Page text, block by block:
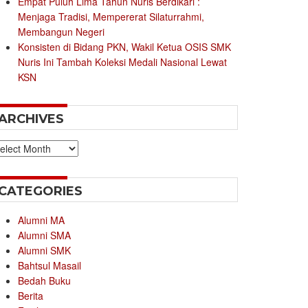
Menjaga Tradisi, Mempererat Silaturrahmi,
Membangun Negeri
Konsisten di Bidang PKN, Wakil Ketua OSIS SMK
Nuris Ini Tambah Koleksi Medali Nasional Lewat
KSN
Alumni MA
Alumni SMA
Alumni SMK
Bahtsul Masail
Bedah Buku
Berita